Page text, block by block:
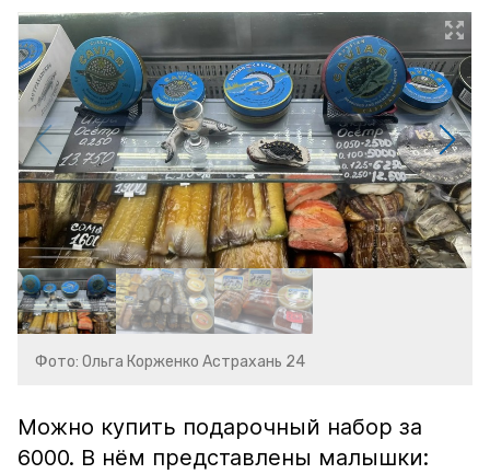
Фото: Ольга Корженко Астрахань 24
Можно купить подарочный набор за
6000. В нём представлены малышки: